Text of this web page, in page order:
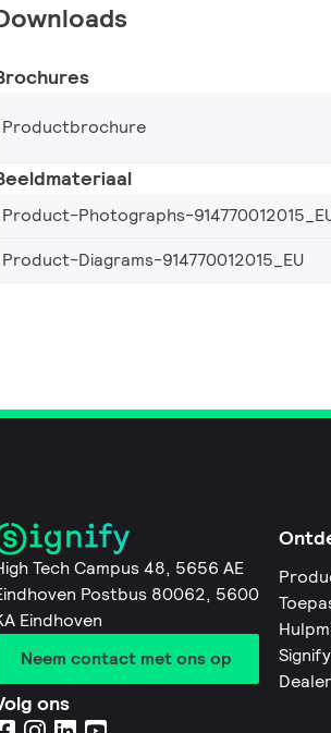
Productbrochure
Product-Photographs-
Product-Diagrams-914770012015_EU
Tech Campus 48, 5656 AE
Postbus 80062, 5600
Eindhoven
Neem contact met ons op
ons